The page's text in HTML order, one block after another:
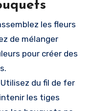
les fleurs
de mélanger
pour créer des
Utilisez du fil de fer
les tiges